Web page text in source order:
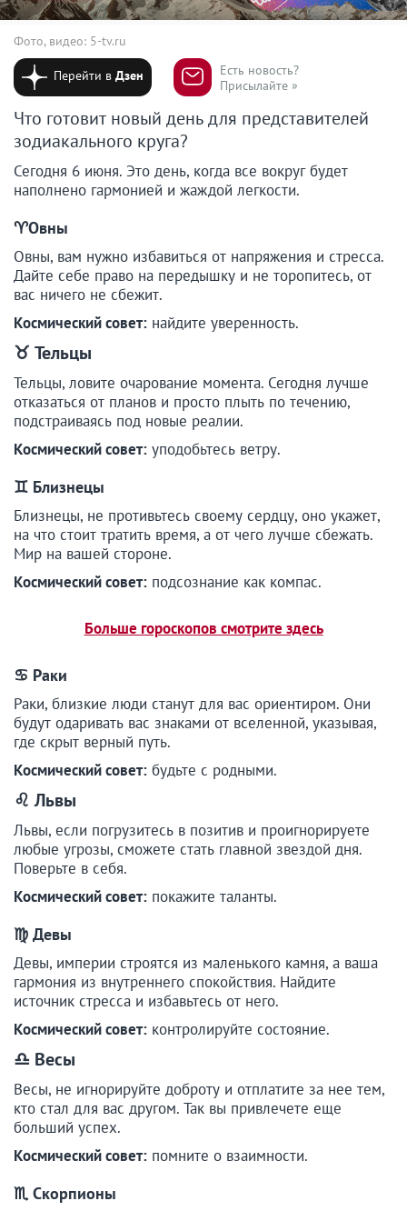
Фото, видео: 5-tv.ru
Перейти вДзен
Есть новость?
Присылайте »
Что готовит новый день для представителей
зодиакального круга?
Сегодня 6 июня. Это день, когда все вокруг будет
наполнено гармонией и жаждой легкости.
♈️Овны
Овны, вам нужно избавиться от напряжения и стресса.
Дайте себе право на передышку и не торопитесь, от
вас ничего не сбежит.
Космический совет: найдите уверенность.
♉ Тельцы
Тельцы, ловите очарование момента. Сегодня лучше
отказаться от планов и просто плыть по течению,
подстраиваясь под новые реалии.
Космический совет: уподобьтесь ветру.
♊ Близнецы
Близнецы, не противьтесь своему сердцу, оно укажет,
на что стоит тратить время, а от чего лучше сбежать.
Мир на вашей стороне.
Космический совет: подсознание как компас.
Больше гороскопов смотрите здесь
♋ Раки
Раки, близкие люди станут для вас ориентиром. Они
будут одаривать вас знаками от вселенной, указывая,
где скрыт верный путь.
Космический совет: будьте с родными.
♌ Львы
Львы, если погрузитесь в позитив и проигнорируете
любые угрозы, сможете стать главной звездой дня.
Поверьте в себя.
Космический совет: покажите таланты.
♍ Девы
Девы, империи строятся из маленького камня, а ваша
гармония из внутреннего спокойствия. Найдите
источник стресса и избавьтесь от него.
Космический совет: контролируйте состояние.
♎ Весы
Весы, не игнорируйте доброту и отплатите за нее тем,
кто стал для вас другом. Так вы привлечете еще
больший успех.
Космический совет: помните о взаимности.
♏ Скорпионы